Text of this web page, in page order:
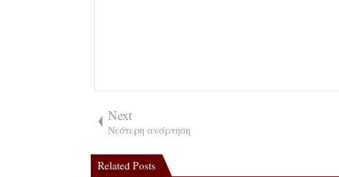
Next
Νεότερη ανάρτηση
Related Posts